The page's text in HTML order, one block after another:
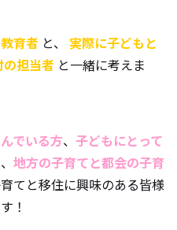
育者 と、 実際に子どもと
の担当者 と一緒に考えま
でいる方、 子どもにとって
、 地方の子育てと都会の子育
てと移住に興味のある皆様
！